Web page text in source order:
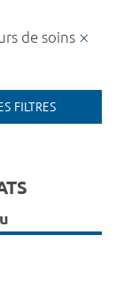
de soins
FILTRES